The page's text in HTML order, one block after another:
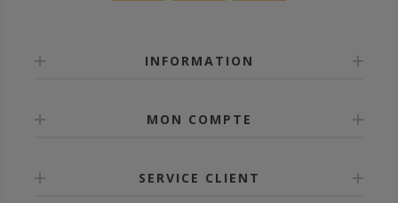
INFORMATION
MON COMPTE
SERVICE CLIENT